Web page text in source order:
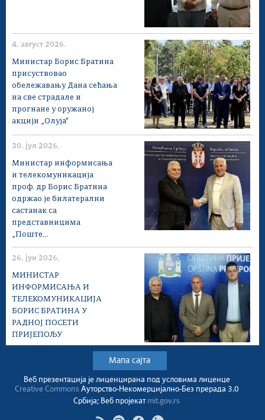
4. август 2026.
Министар Борис Братина
присуствовао
обележавању Дана сећања
на све страдале и
прогнане у оружаној
акцији „Олуја"
30. јул 2026.
Министар информисања
и телекомуникација
проф. др Борис Братина
одржао је билатерални
састанак са
представницима
„Поште...
26. јун 2026.
МИНИСТАР
ИНФОРМИСАЊА И
ТЕЛЕКОМУНИКАЦИЈА
БОРИС БРАТИНА У
РАДНОЈ ПОСЕТИ
ПРИЈЕПОЉУ
Мапа сајта
Веб презентација jе лиценциранa под условима лиценце
Creative CommonsАуторство-Некомерцијално-Без прерада 3.0
Србија; Веб пројекат mit.gov.rs